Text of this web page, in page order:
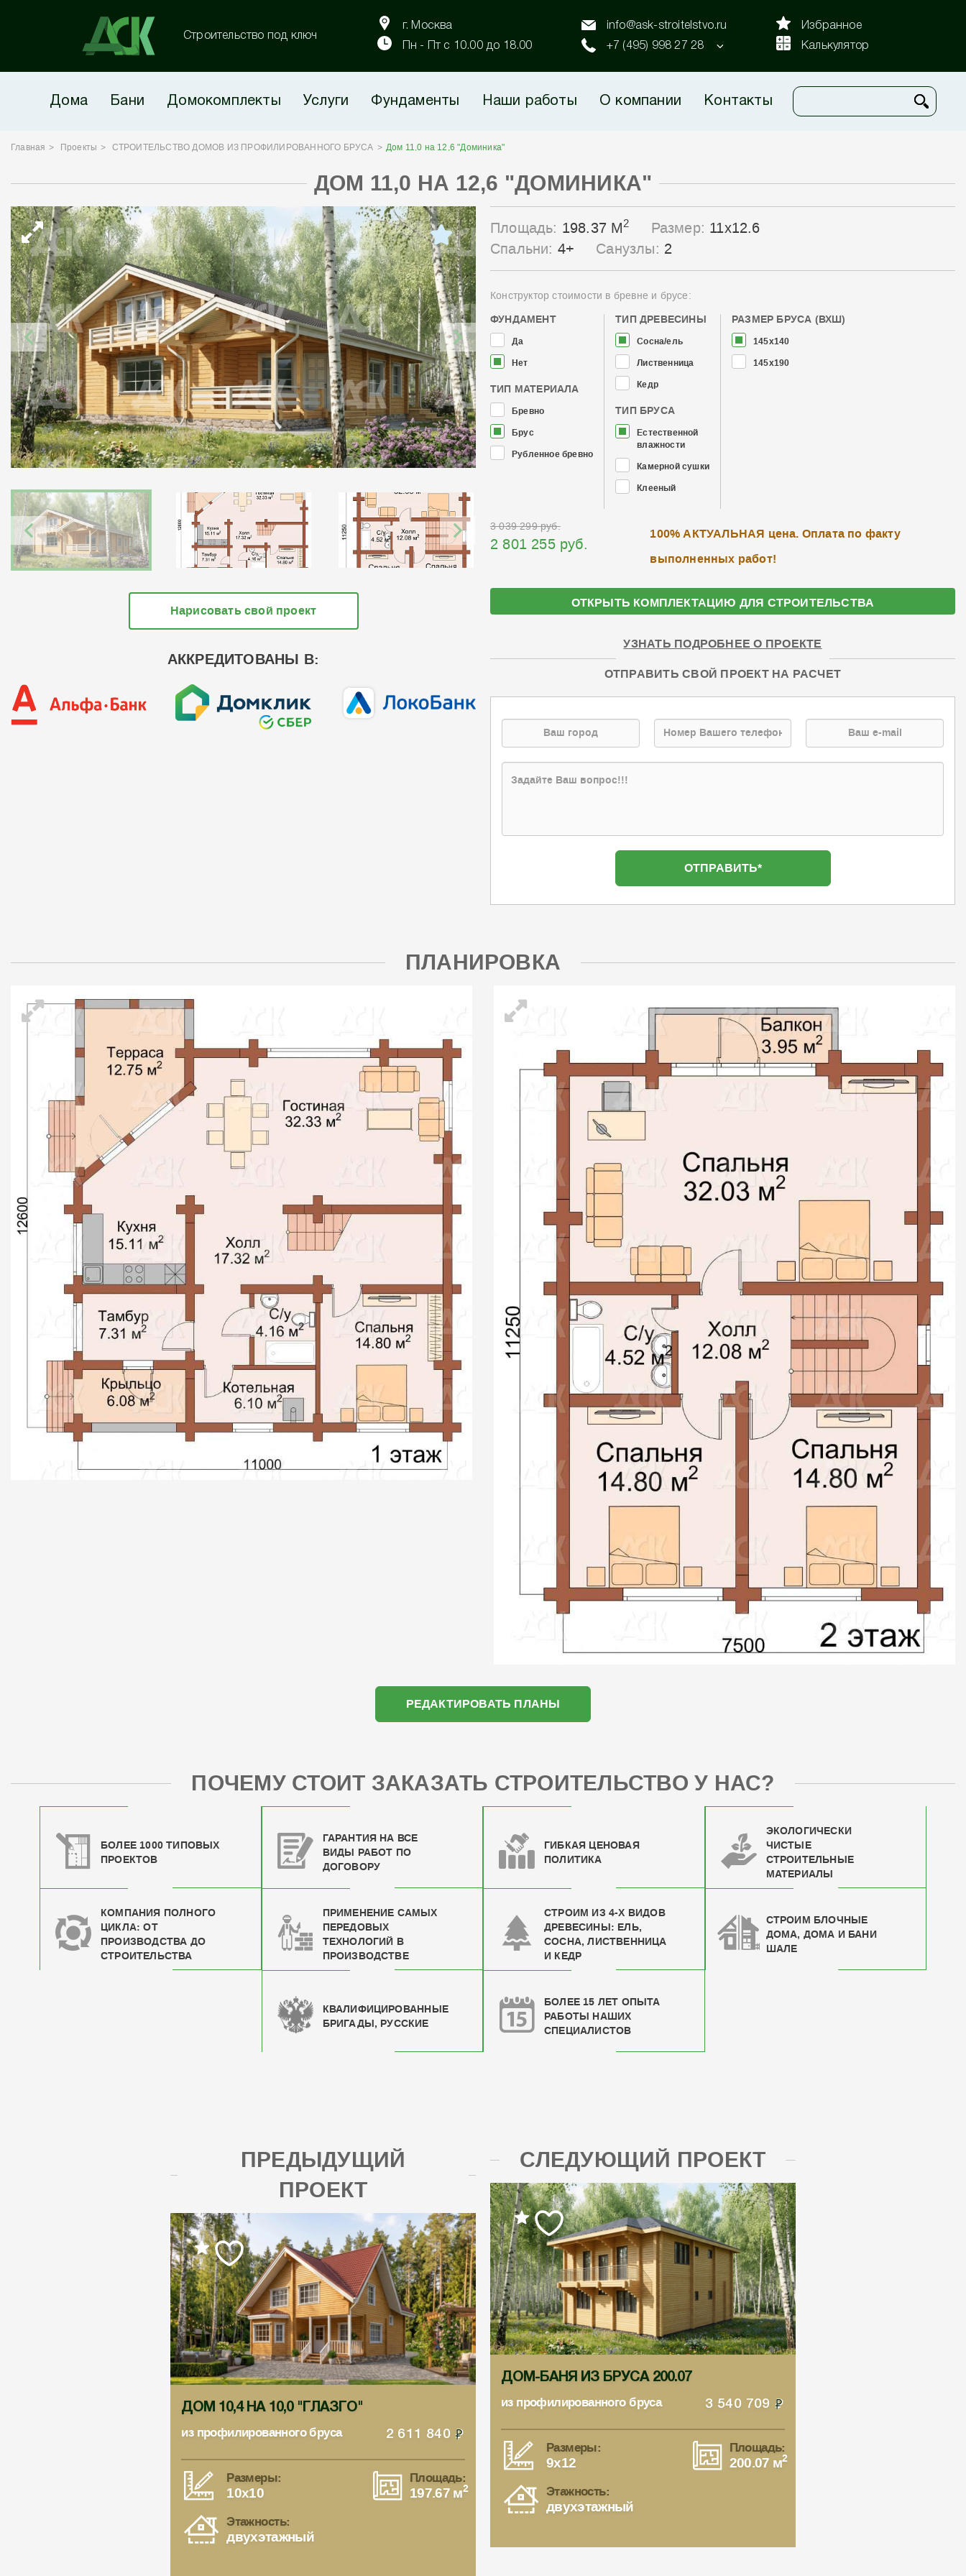
Строительство под ключ
г. Москва
Пн - Пт с 10.00 до 18.00
info@ask-stroitelstvo.ru
+7 (495) 998 27 28
Избранное
Калькулятор
Дома Бани Домокомплекты Услуги Фундаменты Наши работы О компании Контакты
Главная Проекты СТРОИТЕЛЬСТВО ДОМОВ ИЗ ПРОФИЛИРОВАННОГО БРУСА Дом 11,0 на 12,6 "Доминика"
ДОМ 11,0 НА 12,6 "ДОМИНИКА"
Нарисовать свой проект
АККРЕДИТОВАНЫ В:
Площадь: 198.37 М2 Размер: 11x12.6
Спальни: 4+ Санузлы: 2
Конструктор стоимости в бревне и брусе:
ФУНДАМЕНТ
Да
Нет
ТИП МАТЕРИАЛА
Бревно
Брус
Рубленное бревно
ТИП ДРЕВЕСИНЫ
Сосна/ель
Лиственница
Кедр
ТИП БРУСА
Естественной
влажности
Камерной сушки
Клееный
РАЗМЕР БРУСА (ВХШ)
145x140
145x190
3 039 299 руб.
2 801 255 руб.
100% АКТУАЛЬНАЯ цена. Оплата по факту
выполненных работ!
ОТКРЫТЬ КОМПЛЕКТАЦИЮ ДЛЯ СТРОИТЕЛЬСТВА
УЗНАТЬ ПОДРОБНЕЕ О ПРОЕКТЕ
ОТПРАВИТЬ СВОЙ ПРОЕКТ НА РАСЧЕТ
ПЛАНИРОВКА
РЕДАКТИРОВАТЬ ПЛАНЫ
ПОЧЕМУ СТОИТ ЗАКАЗАТЬ СТРОИТЕЛЬСТВО У НАС?
БОЛЕЕ 1000 ТИПОВЫХ
ПРОЕКТОВ
ГАРАНТИЯ НА ВСЕ
ВИДЫ РАБОТ ПО
ДОГОВОРУ
ГИБКАЯ ЦЕНОВАЯ
ПОЛИТИКА
ЭКОЛОГИЧЕСКИ
ЧИСТЫЕ
СТРОИТЕЛЬНЫЕ
МАТЕРИАЛЫ
КОМПАНИЯ ПОЛНОГО
ЦИКЛА: ОТ
ПРОИЗВОДСТВА ДО
СТРОИТЕЛЬСТВА
ПРИМЕНЕНИЕ САМЫХ
ПЕРЕДОВЫХ
ТЕХНОЛОГИЙ В
ПРОИЗВОДСТВЕ
СТРОИМ ИЗ 4-Х ВИДОВ
ДРЕВЕСИНЫ: ЕЛЬ,
СОСНА, ЛИСТВЕННИЦА
И КЕДР
СТРОИМ БЛОЧНЫЕ
ДОМА, ДОМА И БАНИ
ШАЛЕ
КВАЛИФИЦИРОВАННЫЕ
БРИГАДЫ, РУССКИЕ
БОЛЕЕ 15 ЛЕТ ОПЫТА
РАБОТЫ НАШИХ
СПЕЦИАЛИСТОВ
ПРЕДЫДУЩИЙ
ПРОЕКТ
ДОМ 10,4 НА 10,0 "ГЛАЗГО"
из профилированного бруса 2 611 840
Размеры:
10x10
Площадь:
197.67 м2
Этажность:
двухэтажный
СЛЕДУЮЩИЙ ПРОЕКТ
ДОМ-БАНЯ ИЗ БРУСА 200.07
из профилированного бруса 3 540 709
Размеры:
9x12
Площадь:
200.07 м2
Этажность:
двухэтажный